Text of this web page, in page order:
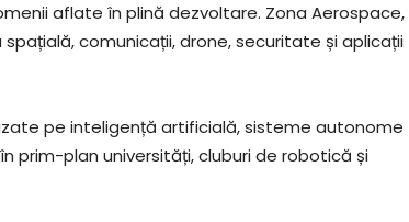
aflate în plină dezvoltare. Zona Aerospace,
comunicații, drone, securitate și aplicații
pe inteligență artificială, sisteme autonome
prim-plan universități, cluburi de robotică și